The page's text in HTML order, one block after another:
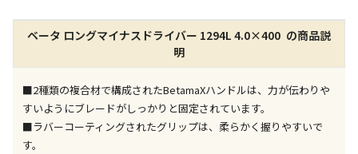
店舗のみで受取できる商品です（宅配便でのお届けが
できません）
※同時購入の商品は、全て同じ店舗での受取となりま
す
特定の店舗のみで受取ができる商品です（宅配便での
お届けができません）
※同時購入の商品は、全て同じ店舗での受取となりま
ベータ ロングマイナスドライバー 1294L 4.0×400 の商品説
明
■2種類の複合材で構成されたBetamaXハンドルは、力が伝わりや
すいようにブレードがしっかりと固定されています。
■ラバーコーティングされたグリップは、柔らかく握りやすいで
す。